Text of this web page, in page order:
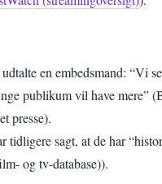
en embedsmand: “Vi
publikum vil have mere”
presse).
tidligere sagt, at de har
og tv-database)).